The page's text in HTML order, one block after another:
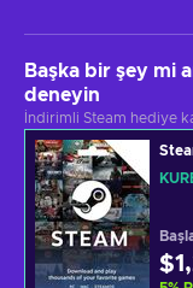
Başka bir şey mi
deneyin
İndirimli Steam hediye